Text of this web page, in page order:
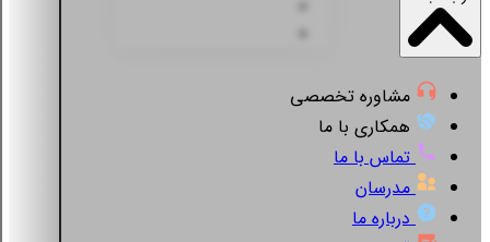
مشاوره تخصصی
همکاری با ما
تماس با ما
مدرسان
درباره ما